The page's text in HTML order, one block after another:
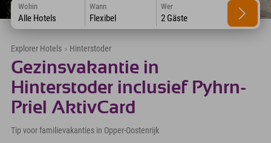
Wohin
Alle Hotels
Wann
Flexibel
Wer
2 Gäste
Explorer Hotels › Hinterstoder
Gezinsvakantie in
Hinterstoder inclusief Pyhrn-
Priel AktivCard
Tip voor familievakanties in Opper-Oostenrijk